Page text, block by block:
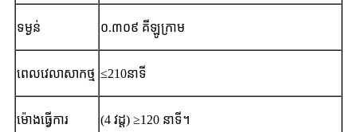
ទម្ងន់ ០.៣០៩ គីឡូក្រាម
ពេលវេលាសាកថ្ម ≤210នាទី
ម៉ោងធ្វើការ (4 វដ្ត) ≥120 នាទី។